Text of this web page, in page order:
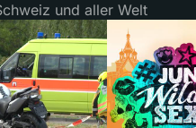
und aller Welt